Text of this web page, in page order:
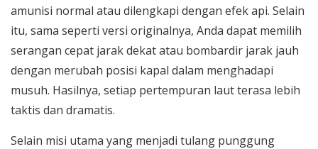
amunisi normal atau dilengkapi dengan efek api. Selain
itu, sama seperti versi originalnya, Anda dapat memilih
serangan cepat jarak dekat atau bombardir jarak jauh
dengan merubah posisi kapal dalam menghadapi
musuh. Hasilnya, setiap pertempuran laut terasa lebih
taktis dan dramatis.
Selain misi utama yang menjadi tulang punggung